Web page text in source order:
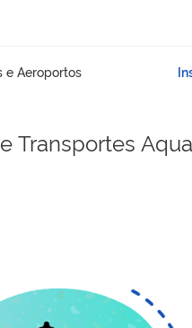
Transportes